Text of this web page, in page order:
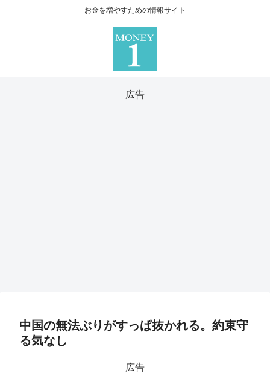
お金を増やすための情報サイト
広告
中国の無法ぶりがすっぱ抜かれる。約束守
る気なし
広告